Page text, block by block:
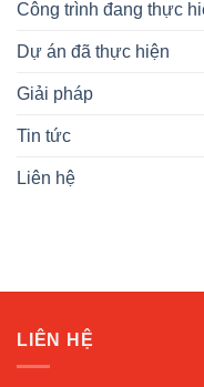
Công trình đang thực
Dự án đã thực hiện
Giải pháp
Tin tức
Liên hệ
LIÊN HỆ